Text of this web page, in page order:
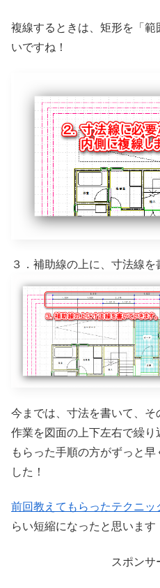
複線するときは、矩形を「
いですね！
３．補助線の上に、寸法線を
今までは、寸法を書いて、そ
作業を図面の上下左右で繰
もらった手順の方がずっと
した！
前回教えてもらったテクニッ
らい短縮になったと思います
スポンサ